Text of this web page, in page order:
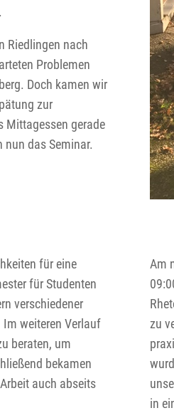
Riedlingen nach
Problemen
Doch kamen wir
zur
Mittagessen gerade
nun das Seminar.
für eine
für Studenten
verschiedener
weiteren Verlauf
beraten, um
bekamen
auch abseits
Am
zu
in